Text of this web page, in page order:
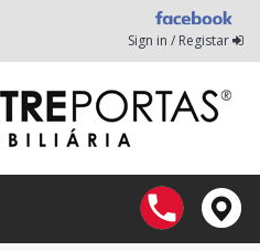
Sign in / Registar